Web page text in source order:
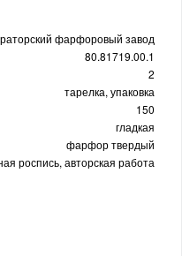
фарфоровый завод
80.81719.00.1
2
тарелка, упаковка
150
гладкая
фарфор твердый
роспись, авторская работа